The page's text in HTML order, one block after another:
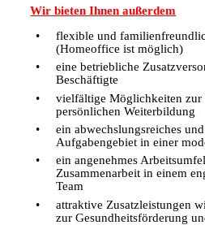
Wir bieten Ihnen außerdem
flexible und
(Homeoffice ist möglich)
eine betriebliche
Beschäftigte
vielfältige Möglichkeiten zur
persönlichen Weiterbildung
ein abwechslungsreiches
Aufgabengebiet in einer
ein angenehmes
Zusammenarbeit in einem
Team
attraktive Zusatzleistungen
zur Gesundheitsförderung